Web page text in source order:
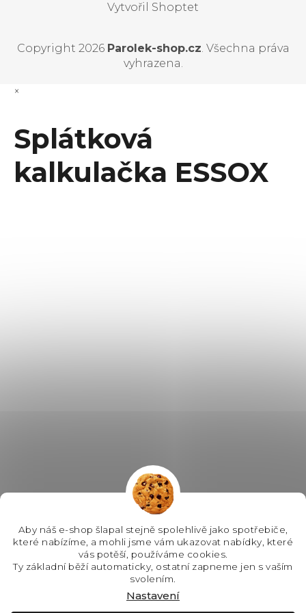
Aby náš e-shop šlapal stejně spolehlivě jako spotřebiče,
které nabízíme, a mohli jsme vám ukazovat nabídky, které
vás potěší, používáme cookies.
Ty základní běží automaticky, ostatní zapneme jen s vaším
svolením.
Nastavení
Vytvořil Shoptet
Copyright 2026 Parolek-shop.cz . Všechna práva
vyhrazena.
×
Splátková
kalkulačka ESSOX